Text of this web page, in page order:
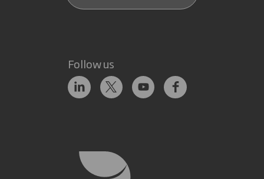
Follow us